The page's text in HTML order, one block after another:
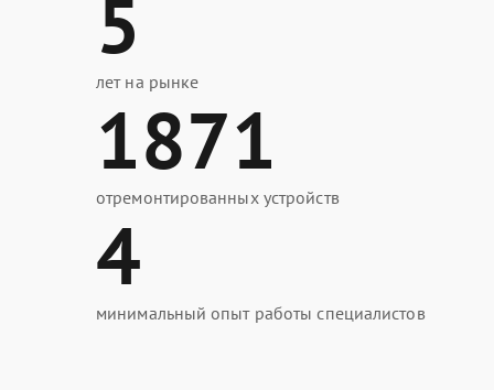
5
лет на рынке
1871
отремонтированных устройств
4
минимальный опыт работы специалистов